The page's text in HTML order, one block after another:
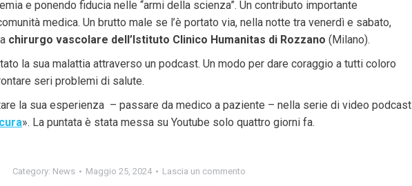
e ponendo fiducia nelle “armi della scienza”. Un contributo importante
medica. Un brutto male se l’è portato via, nella notte tra venerdì e sabato,
chirurgo vascolare dell’Istituto Clinico Humanitas di Rozzano (Milano).
la sua malattia attraverso un podcast. Un modo per dare coraggio a tutti coloro
seri problemi di salute.
la sua esperienza – passare da medico a paziente – nella serie di video podcast
». La puntata è stata messa su Youtube solo quattro giorni fa.
Category: News Maggio 25, 2024 Lascia un commento